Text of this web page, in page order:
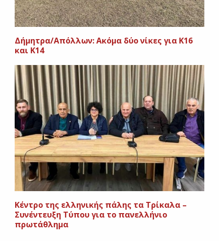
Δήμητρα/Απόλλων: Ακόμα δύο νίκες για Κ16
και Κ14
Κέντρο της ελληνικής πάλης τα Τρίκαλα –
Συνέντευξη Τύπου για το πανελλήνιο
πρωτάθλημα